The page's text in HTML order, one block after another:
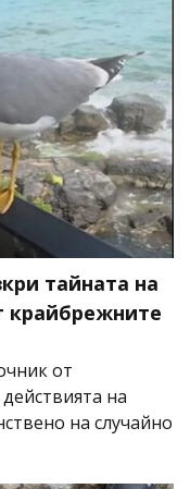
тайната на
крайбрежните
от
на
на случайно